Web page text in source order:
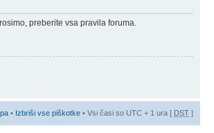
preberite vsa pravila foruma.
• Izbriši vse piškotke • Vsi časi so UTC + 1 ura [ DST ]